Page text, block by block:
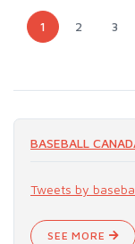
1 2 3
BASEBALL
Tweets by
SEE MORE